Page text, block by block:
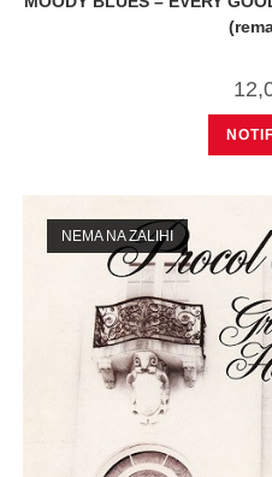
NEMA NA ZALIHI